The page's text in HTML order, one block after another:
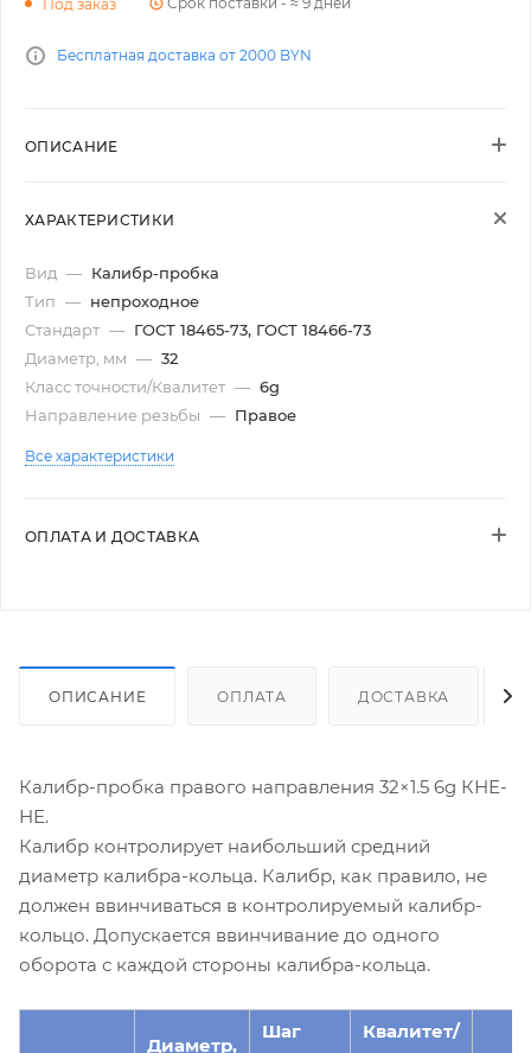
Под заказ
Бесплатная доставка от 2000 BYN
ОПИСАНИЕ
ХАРАКТЕРИСТИКИ
Вид — Калибр-пробка
Тип — непроходное
Стандарт — ГОСТ 18465-73, ГОСТ 18466-73
Диаметр, мм — 32
Класс точности/Квалитет — 6g
Направление резьбы — Правое
Все характеристики
ОПЛАТА И ДОСТАВКА
ОПИСАНИЕ ОПЛАТА ДОСТАВКА
Калибр-пробка правого направления 32×1.5 6g КНЕ-
НЕ.
Калибр контролирует наибольший средний
диаметр калибра-кольца. Калибр, как правило, не
должен ввинчиваться в контролируемый калибр-
кольцо. Допускается ввинчивание до одного
оборота с каждой стороны калибра-кольца.
Диаметр,
Шаг
Квалитет/